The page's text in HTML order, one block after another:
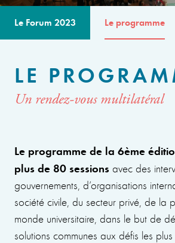
Le Forum 2023 Le programme
LE
Un rendez-vous multilatéral
Le programme de la 6ème
plus de 80 sessions avec des
gouvernements, d’organisations
société civile, du secteur privé, de la
monde universitaire, dans le but de
solutions communes aux défis les